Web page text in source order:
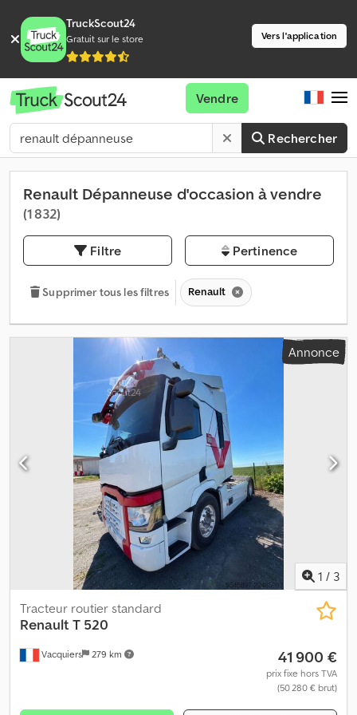
TruckScout24
Gratuit sur le store Vers l'application
Rechercher
Vendre
Renault Dépanneuse d'occasion à vendre
(1 832)
Filtre Pertinence
Supprimer tous les filtres Renault
Annonce
1 / 3
Vacquiers 279 km
Tracteur routier standard
Renault T 520
41 900 €
prix fixe hors TVA
(50 280 € brut)